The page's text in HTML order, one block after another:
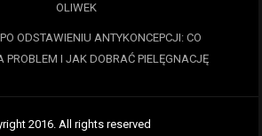
OLIWEK
ODSTAWIENIU ANTYKONCEPCJI: CO
PROBLEM I JAK DOBRAĆ PIELĘGNACJĘ
2016. All rights reserved